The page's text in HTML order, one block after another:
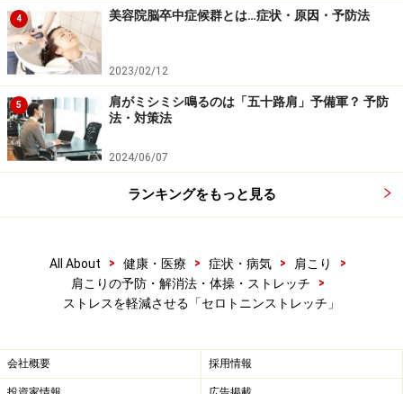
です。
そこで、セロトニン分泌を高めるための重要ポイント
「一定のリズム」をとりながら動かす、ということを意
識してストレッチを行ってみましょう。オフィスでのイ
ライラと肩こりを解消しましょう！
1. 立ち姿勢でも座っていても結構です。顔を正面に向
けます。
4 美容院脳卒中症候群とは…症状・原因・予防法
2023/02/12
5
肩がミシミシ鳴るのは「五十路肩」予備軍？ 予防
法・対策法
2024/06/07
ランキングをもっと見る
All About > 健康・医療 > 症状・病気 > 肩こり
>
肩こりの予防・解消法・体操・ストレッチ
>
ストレスを軽減させる「セロトニンストレッチ」
会社概要 採用情報